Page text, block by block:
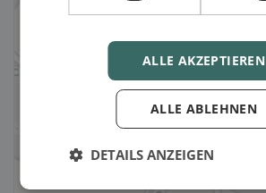
ALLE AKZEPTIEREN
ALLE ABLEHNEN
DETAILS ANZEIGEN